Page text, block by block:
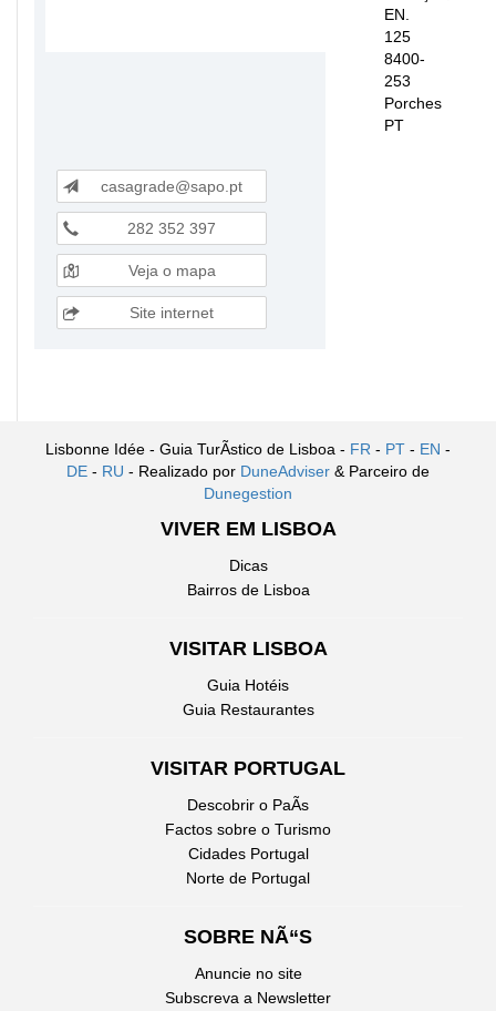
EN.
125
8400-
253
Porches
PT
casagrade@sapo.pt
282 352 397
Veja o mapa
Site internet
Lisbonne Idée - Guia TurÃ­stico de Lisboa - FR - PT - EN -
DE - RU - Realizado por DuneAdviser & Parceiro de
Dunegestion
VIVER EM LISBOA
Dicas
Bairros de Lisboa
VISITAR LISBOA
Guia Hotéis
Guia Restaurantes
VISITAR PORTUGAL
Descobrir o PaÃ­s
Factos sobre o Turismo
Cidades Portugal
Norte de Portugal
SOBRE NÃ“S
Anuncie no site
Subscreva a Newsletter